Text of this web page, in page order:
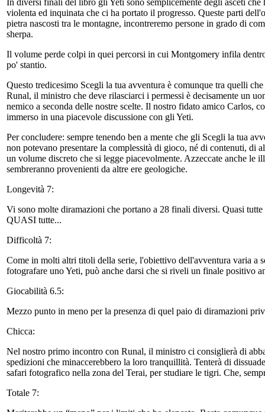
violenta ed inquinata che ci ha portato il progresso. Queste parti
pietra nascosti tra le montagne, incontreremo persone in grado di
sherpa.
Il volume perde colpi in quei percorsi in cui Montgomery infila
po' stantio.
Questo tredicesimo Scegli la tua avventura è comunque tra quelli
Runal, il ministro che deve rilasciarci i permessi è decisamente un
nemico a seconda delle nostre scelte. Il nostro fidato amico Carlos,
immerso in una piacevole discussione con gli Yeti.
Per concludere: sempre tenendo ben a mente che gli Scegli la tua
non potevano presentare la complessità di gioco, né di contenuti,
un volume discreto che si legge piacevolmente. Azzeccate anche
sembreranno provenienti da altre ere geologiche.
Longevità 7:
Vi sono molte diramazioni che portano a 28 finali diversi. Quasi
QUASI tutte...
Difficoltà 7:
Come in molti altri titoli della serie, l'obiettivo dell'avventura varia a
fotografare uno Yeti, può anche darsi che si riveli un finale positivo
Giocabilità 6.5:
Mezzo punto in meno per la presenza di quel paio di diramazioni
Chicca:
Nel nostro primo incontro con Runal, il ministro ci consiglierà di
spedizioni che minaccerebbero la loro tranquillità. Tenterà di
safari fotografico nella zona del Terai, per studiare le tigri. Che,
Totale 7: